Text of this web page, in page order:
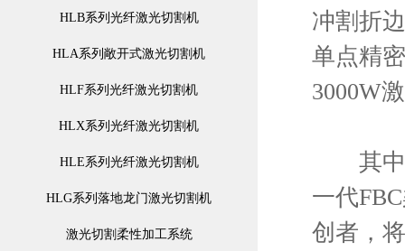
HLB系列光纤激光切割机
HLA系列敞开式激光切割机
HLF系列光纤激光切割机
HLX系列光纤激光切割机
HLE系列光纤激光切割机
HLG系列落地龙门激光切割机
激光切割柔性加工系统
冲割折
单点精
3000W
其中
一代
创者，